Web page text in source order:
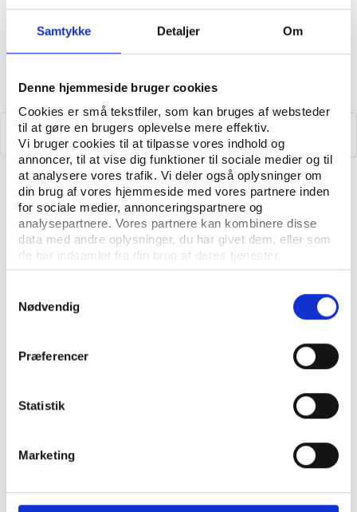
Samtykke Detaljer Om
Denne hjemmeside bruger cookies
Cookies er små tekstfiler, som kan bruges af websteder
til at gøre en brugers oplevelse mere effektiv.
Vi bruger cookies til at tilpasse vores indhold og
annoncer, til at vise dig funktioner til sociale medier og til
at analysere vores trafik. Vi deler også oplysninger om
din brug af vores hjemmeside med vores partnere inden
for sociale medier, annonceringspartnere og
analysepartnere. Vores partnere kan kombinere disse
data med andre oplysninger, du har givet dem, eller som
de har indsamlet fra din brug af deres tjenester.
Nødvendig
Præferencer
Statistik
Marketing
Idan UDGIVELSE SEPTEMBER 2016
Danskernes motions- og sportsvaner 2016